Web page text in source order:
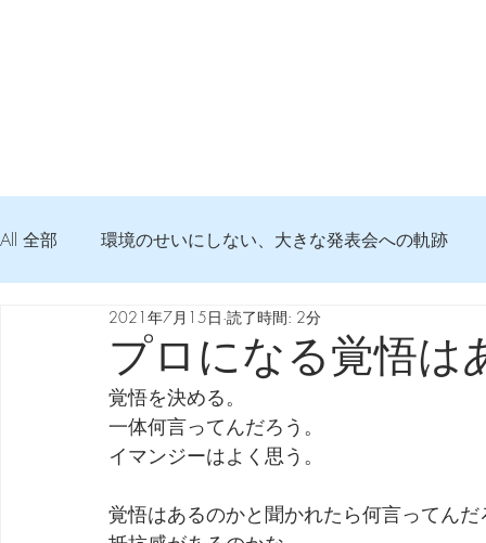
All 全部 環境のせいにしない、大きな発表会への軌跡
弦交換の記録 DTM 始める 知っておきたいコト
Imanjy Studio 使われているモノ
劇団 Avan 劇伴が出来るまでを追ったドキュメンタリー
プロになる覚悟は
2021年7月15日 読了時間: 2分
覚悟を決める。
一体何言ってんだろう。
イマンジーはよく思う。
覚悟はあるのかと聞かれたら何言ってん